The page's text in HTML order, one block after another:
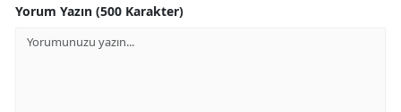
Yorum Yazın (500 Karakter)